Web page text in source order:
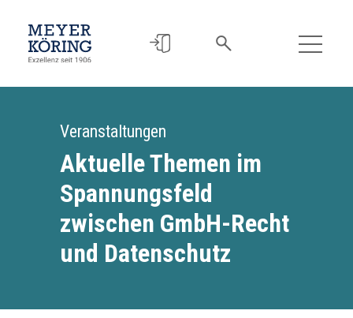
Veranstaltungen
Aktuelle Themen im
Spannungsfeld
zwischen GmbH-Recht
und Datenschutz